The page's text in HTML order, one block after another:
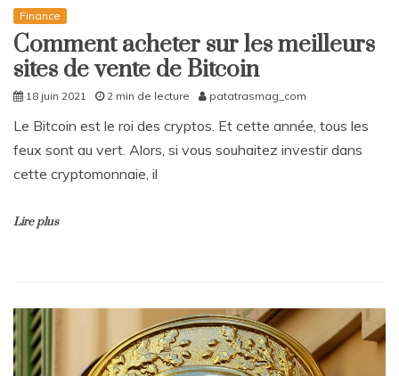
Finance
Comment acheter sur les meilleurs
sites de vente de Bitcoin
18 juin 2021 2 min de lecture patatrasmag_com
Le Bitcoin est le roi des cryptos. Et cette année, tous les
feux sont au vert. Alors, si vous souhaitez investir dans
cette cryptomonnaie, il
Lire plus